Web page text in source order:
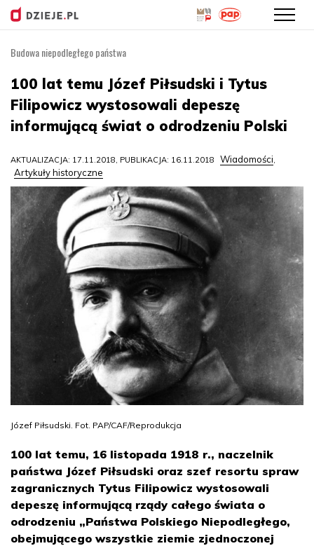
treści
Budowa niepodległego państwa
100 lat temu Józef Piłsudski i Tytus
Filipowicz wystosowali depeszę
informującą świat o odrodzeniu Polski
AKTUALIZACJA: 17.11.2018, PUBLIKACJA: 16.11.2018 Wiadomości,
Artykuły historyczne
Józef Piłsudski. Fot. PAP/CAF/Reprodukcja
100 lat temu, 16 listopada 1918 r., naczelnik
państwa Józef Piłsudski oraz szef resortu spraw
zagranicznych Tytus Filipowicz wystosowali
depeszę informującą rządy całego świata o
odrodzeniu „Państwa Polskiego Niepodległego,
obejmującego wszystkie ziemie zjednoczonej